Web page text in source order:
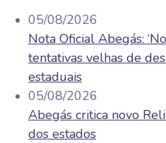
05/08/2026
Nota Oficial Abegás:
tentativas velhas de
estaduais
05/08/2026
Abegás critica novo
dos estados